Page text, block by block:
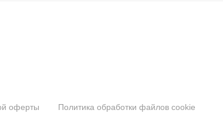
оферты Политика обработки файлов cookie